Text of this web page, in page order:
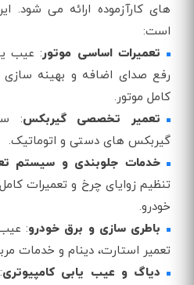
های کارآزموده ارائه می شود.
است:
تعمیرات اساسی موتور: عیب
رفع صدای اضافه و بهینه سازی
کامل موتور.
تعمیر تخصصی گیربکس:
گیربکس های دستی و اتوماتیک.
خدمات جلوبندی و سیستم
تنظیم زوایای چرخ و تعمیرات
خودرو.
باطری سازی و برق خودرو:
تعمیر استارت، دینام و خدمات
دیاگ و عیب یابی کامپیوتری